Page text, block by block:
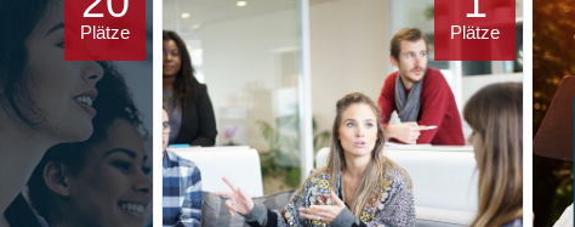
Plätze Plätze